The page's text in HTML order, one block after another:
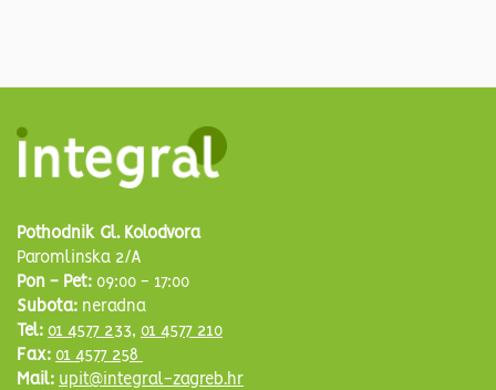
Pothodnik Gl. Kolodvora
Paromlinska 2/A
Pon - Pet: 09:00 - 17:00
Subota: neradna
Tel: 01 4577 233, 01 4577 210
Fax: 01 4577 258
Mail: upit@integral-zagreb.hr